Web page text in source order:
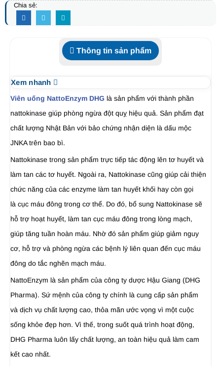
Chia sẻ:
Thông tin sản phẩm
Xem nhanh
Viên uống NattoEnzym DHG là sản phẩm với thành phần
nattokinase giúp phòng ngừa đột quỵ hiệu quả. Sản phẩm đạt
chất lượng Nhật Bản với bảo chứng nhận diện là dấu mộc
JNKA trên bao bì.
Nattokinase trong sản phẩm trực tiếp tác động lên tơ huyết và
làm tan các tơ huyết. Ngoài ra, Nattokinase cũng giúp cải thiện
chức năng của các enzyme làm tan huyết khối hay còn gọi
là cục máu đông trong cơ thể. Do đó, bổ sung Nattokinase sẽ
hỗ trợ hoạt huyết, làm tan cục máu đông trong lòng mạch,
giúp tăng tuần hoàn máu. Nhờ đó sản phẩm giúp giảm nguy
cơ, hỗ trợ và phòng ngừa các bệnh lý liên quan đến cục máu
đông do tắc nghẽn mạch máu.
NattoEnzym là sản phẩm của công ty dược Hậu Giang (DHG
Pharma). Sứ mệnh của công ty chính là cung cấp sản phẩm
và dịch vụ chất lượng cao, thỏa mãn ước vọng vì một cuộc
sống khỏe đẹp hơn. Vì thế, trong suốt quá trình hoạt động,
DHG Pharma luôn lấy chất lượng, an toàn hiệu quả làm cam
kết cao nhất.